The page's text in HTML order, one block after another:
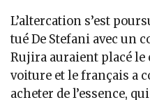
L’altercation s’est
tué De Stefani avec un
Rujira auraient placé le
voiture et le français a
acheter de l’essence,